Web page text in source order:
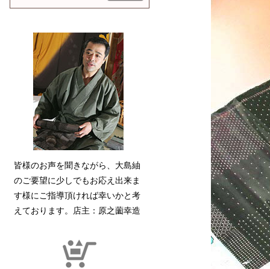
皆様のお声を聞きながら、大島紬
のご要望に少しでもお応え出来ま
す様にご指導頂ければ幸いかと考
えております。店主：原之薗幸造